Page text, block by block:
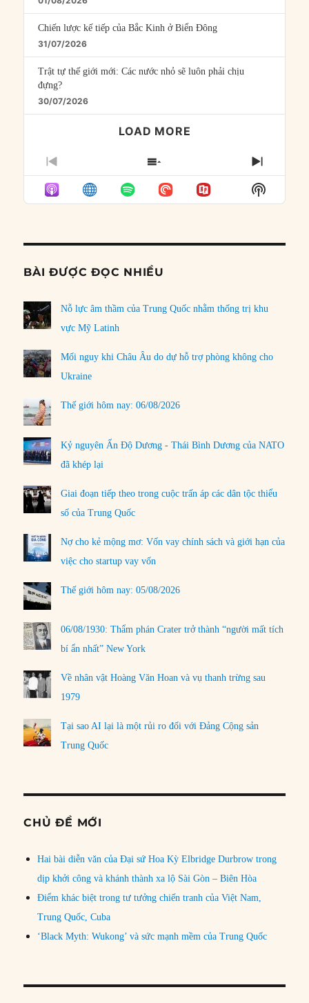
Chiến lược kế tiếp của Bắc Kinh ở Biển Đông
31/07/2026
Trật tự thế giới mới: Các nước nhỏ sẽ luôn phải chịu
đựng?
30/07/2026
LOAD MORE
PREVIOUS
EPISODE
SHOW
EPISODES
LIST
NEXT
Show
Podcast
BÀI ĐƯỢC ĐỌC NHIỀU
Nỗ lực âm thầm của Trung Quốc nhằm thống trị khu
vực Mỹ Latinh
Mối nguy khi Châu Âu do dự hỗ trợ phòng không cho
Ukraine
Thế giới hôm nay: 06/08/2026
Kỷ nguyên Ấn Độ Dương - Thái Bình Dương của NATO
đã khép lại
Giai đoạn tiếp theo trong cuộc trấn áp các dân tộc thiểu
số của Trung Quốc
Nợ cho kẻ mộng mơ: Vốn vay chính sách và giới hạn của
việc cho startup vay vốn
Thế giới hôm nay: 05/08/2026
06/08/1930: Thẩm phán Crater trở thành “người mất tích
bí ẩn nhất” New York
Về nhân vật Hoàng Văn Hoan và vụ thanh trừng sau
1979
Tại sao AI lại là một rủi ro đối với Đảng Cộng sản
Trung Quốc
CHỦ ĐỀ MỚI
Hai bài diễn văn của Đại sứ Hoa Kỳ Elbridge Durbrow trong
dịp khởi công và khánh thành xa lộ Sài Gòn – Biên Hòa
Điểm khác biệt trong tư tưởng chiến tranh của Việt Nam,
Trung Quốc, Cuba
‘Black Myth: Wukong’ và sức mạnh mềm của Trung Quốc